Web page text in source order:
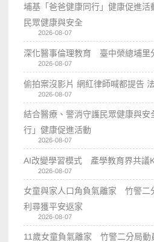
埔基「爸爸健康同行」健康促進
民眾健康與安全
2026-08-07
深化醫事倫理教育 臺中榮總埔
2026-08-07
偷拍案沒影片 網紅律師喊都提告
2026-08-07
結合醫療、警消守護民眾健康與
行」健康促進活動
2026-08-07
AI改變學習模式 產學教育界共議
2026-08-07
女童與家人口角負氣離家 竹警二
利尋獲平安返家
2026-08-07
11歲女童負氣離家 竹警二分局動